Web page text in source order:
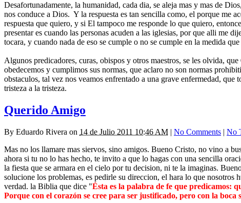
Desafortunadamente, la humanidad, cada dia, se aleja mas y mas de
nos conduce a Dios. Y la respuesta es tan sencilla como, el porque me
respuesta que quiero, y si El tampoco me responde lo que quiero,
presentar es cuando las personas acuden a las iglesias, por que alli me
tocara, y cuando nada de eso se cumple o no se cumple en la medida
Algunos predicadores, curas, obispos y otros maestros, se les olvida,
obedecemos y cumplimos sus normas, que aclaro no son normas
obstaculos, tal vez nos veamos enfrentado a una grave enfermedad,
tristeza a la tristeza.
Querido Amigo
By Eduardo Rivera on 14 de Julio 2011 10:46 AM | No Comments | No
Mas no los llamare mas siervos, sino amigos. Bueno Cristo, no vino a
ahora si tu no lo has hecho, te invito a que lo hagas con una sencilla
la fiesta que se armara en el cielo por tu decision, ni te la imaginas.
solucione los problemas, es pedirle su direccion, el hara lo que
verdad. la Biblia que dice "Ésta es la palabra de fe que predicamos:
Porque con el corazón se cree para ser justificado, pero con la boca